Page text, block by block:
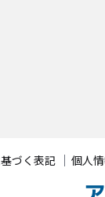
づく表記 個人